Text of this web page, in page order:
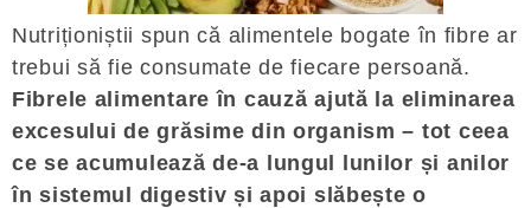
Nutriționiștii spun că alimentele bogate în fibre ar
trebui să fie consumate de fiecare persoană.
Fibrele alimentare în cauză ajută la eliminarea
excesului de grăsime din organism – tot ceea
ce se acumulează de-a lungul lunilor și anilor
în sistemul digestiv și apoi slăbește o